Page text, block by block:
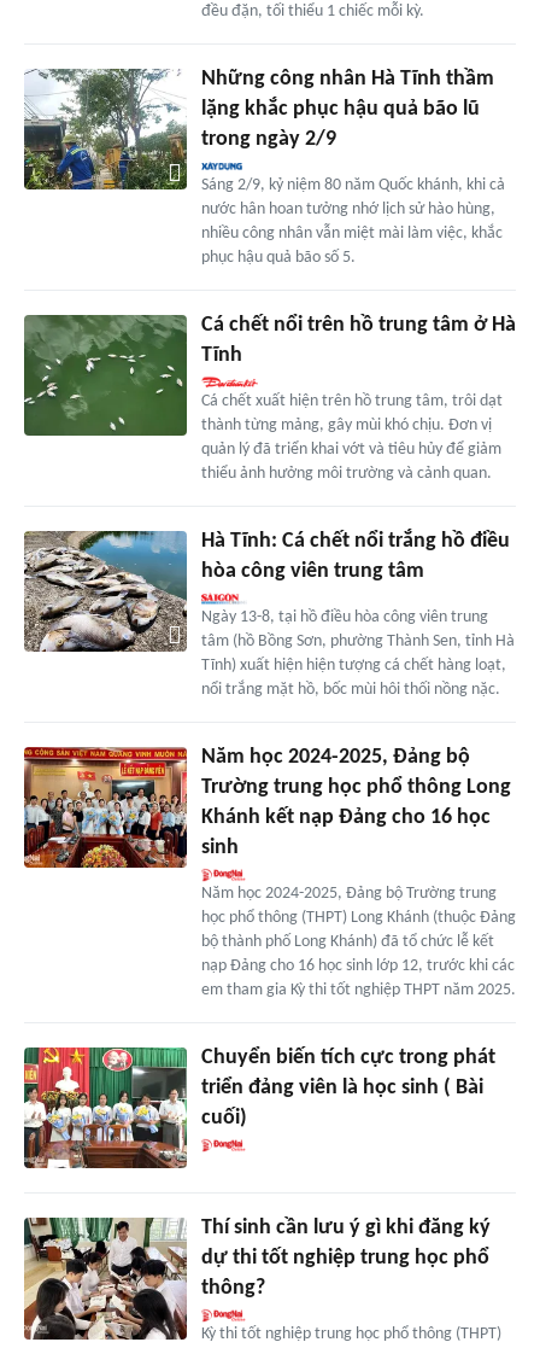
đều đặn, tối thiểu 1 chiếc mỗi kỳ.
Những công nhân Hà Tĩnh thầm
lặng khắc phục hậu quả bão lũ
trong ngày 2/9
Sáng 2/9, kỷ niệm 80 năm Quốc khánh, khi cả
nước hân hoan tưởng nhớ lịch sử hào hùng,
nhiều công nhân vẫn miệt mài làm việc, khắc
phục hậu quả bão số 5.
Cá chết nổi trên hồ trung tâm ở Hà
Tĩnh
Cá chết xuất hiện trên hồ trung tâm, trôi dạt
thành từng mảng, gây mùi khó chịu. Đơn vị
quản lý đã triển khai vớt và tiêu hủy để giảm
thiểu ảnh hưởng môi trường và cảnh quan.
Hà Tĩnh: Cá chết nổi trắng hồ điều
hòa công viên trung tâm
Ngày 13-8, tại hồ điều hòa công viên trung
tâm (hồ Bồng Sơn, phường Thành Sen, tỉnh Hà
Tĩnh) xuất hiện hiện tượng cá chết hàng loạt,
nổi trắng mặt hồ, bốc mùi hôi thối nồng nặc.
Năm học 2024-2025, Đảng bộ
Trường trung học phổ thông Long
Khánh kết nạp Đảng cho 16 học
sinh
Năm học 2024-2025, Đảng bộ Trường trung
học phổ thông (THPT) Long Khánh (thuộc Đảng
bộ thành phố Long Khánh) đã tổ chức lễ kết
nạp Đảng cho 16 học sinh lớp 12, trước khi các
em tham gia Kỳ thi tốt nghiệp THPT năm 2025.
Chuyển biến tích cực trong phát
triển đảng viên là học sinh ( Bài
cuối)
Thí sinh cần lưu ý gì khi đăng ký
dự thi tốt nghiệp trung học phổ
thông?
Kỳ thi tốt nghiệp trung học phổ thông (THPT)